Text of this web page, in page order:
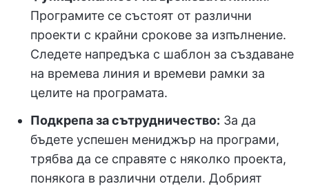
Програмите се състоят от различни
проекти с крайни срокове за изпълнение.
Следете напредъка с шаблон за създаване
на времева линия и времеви рамки за
целите на програмата.
Подкрепа за сътрудничество: За да
бъдете успешен мениджър на програми,
трябва да се справяте с няколко проекта,
понякога в различни отдели. Добрият